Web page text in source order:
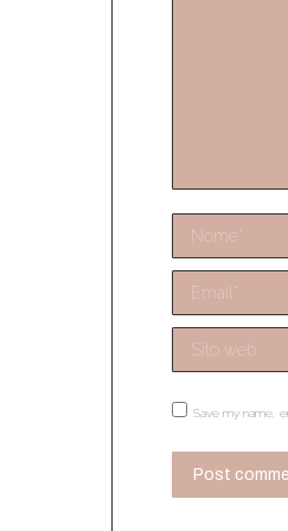
Nome *
Email *
Sito web
Save my name,
Post